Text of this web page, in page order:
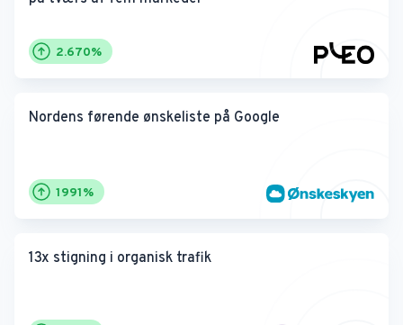
2.670%
Nordens førende ønskeliste på Google
Nordens førende ønskeliste på Google
1991%
13x stigning i organisk trafik
13x stigning i organisk trafik